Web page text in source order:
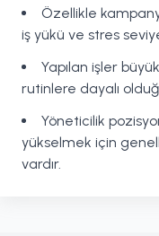
Özellikle
iş yükü ve stres
Yapılan işler
rutinlere dayalı
Yöneticilik
yükselmek için
vardır.